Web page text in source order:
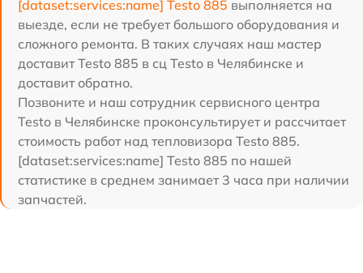
[dataset:services:name] Testo 885 выполняется на
выезде, если не требует большого оборудования и
сложного ремонта. В таких случаях наш мастер
доставит Testo 885 в сц Testo в Челябинске и
доставит обратно.
Позвоните и наш сотрудник сервисного центра
Testo в Челябинске проконсультирует и рассчитает
стоимость работ над тепловизора Testo 885.
[dataset:services:name] Testo 885 по нашей
статистике в среднем занимает 3 часа при наличии
запчастей.